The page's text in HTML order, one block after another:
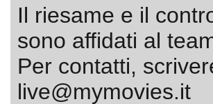
Il riesame e il
sono affidati al
Per contatti,
live@mymovies.it